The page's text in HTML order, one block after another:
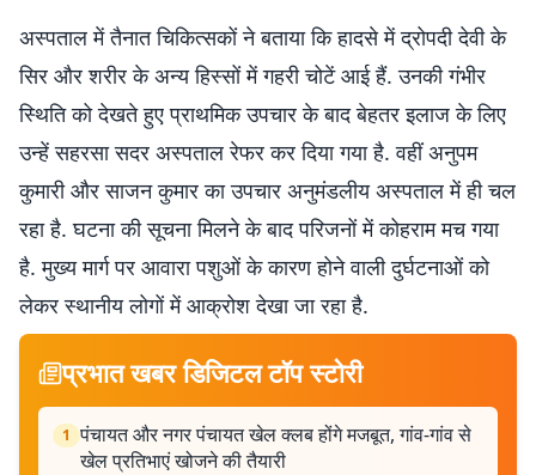
अस्पताल में तैनात चिकित्सकों ने बताया कि हादसे में द्रोपदी देवी के
सिर और शरीर के अन्य हिस्सों में गहरी चोटें आई हैं. उनकी गंभीर
स्थिति को देखते हुए प्राथमिक उपचार के बाद बेहतर इलाज के लिए
उन्हें सहरसा सदर अस्पताल रेफर कर दिया गया है. वहीं अनुपम
कुमारी और साजन कुमार का उपचार अनुमंडलीय अस्पताल में ही चल
रहा है. घटना की सूचना मिलने के बाद परिजनों में कोहराम मच गया
है. मुख्य मार्ग पर आवारा पशुओं के कारण होने वाली दुर्घटनाओं को
लेकर स्थानीय लोगों में आक्रोश देखा जा रहा है.
प्रभात खबर डिजिटल टॉप स्टोरी
1 पंचायत और नगर पंचायत खेल क्लब होंगे मजबूत, गांव-गांव से
खेल प्रतिभाएं खोजने की तैयारी